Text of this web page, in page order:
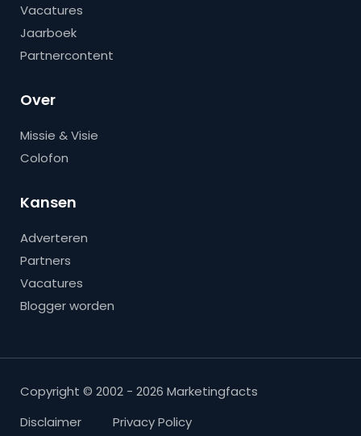
Vacatures
Jaarboek
Partnercontent
Over
Missie & Visie
Colofon
Kansen
Adverteren
Partners
Vacatures
Blogger worden
Copyright © 2002 - 2026 Marketingfacts
Disclaimer
Privacy Policy